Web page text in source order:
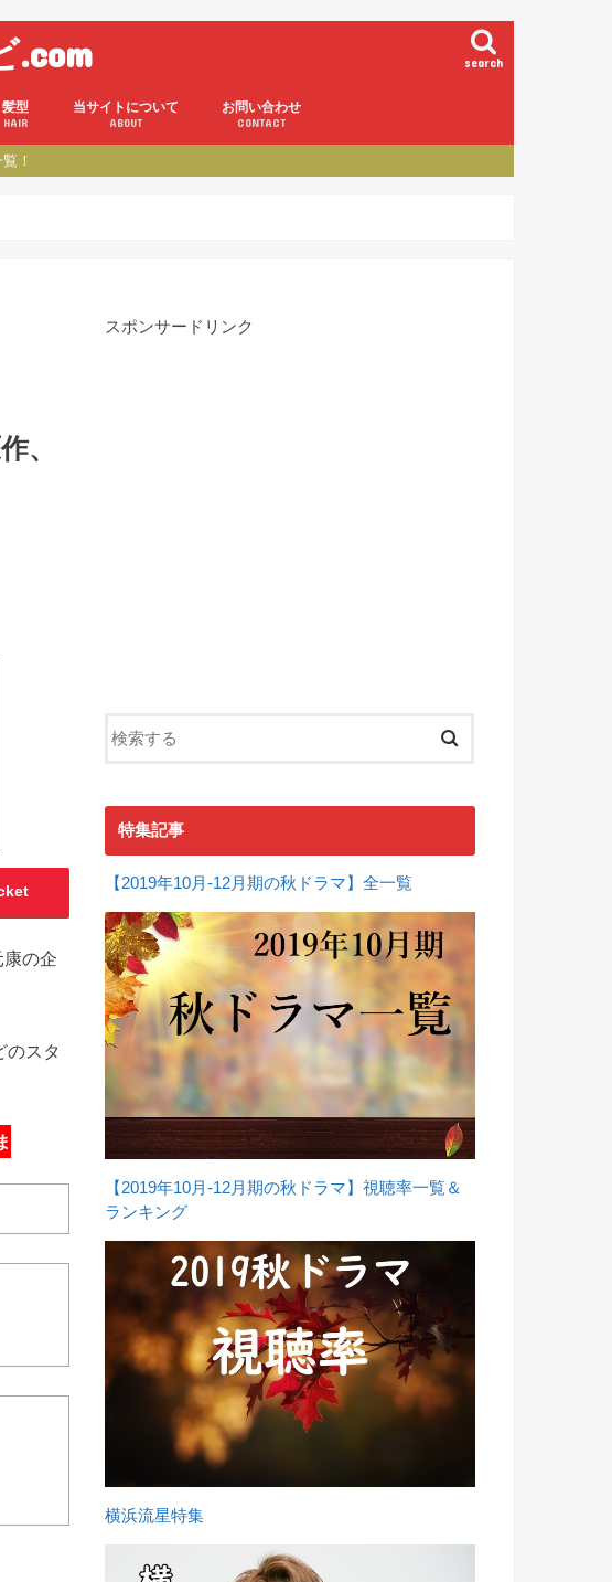
.com search
髪型
HAIR
当サイトについて
ABOUT
お問い合わせ
CONTACT
！
、
の企
のスタ
スポンサードリンク
特集記事
【2019年10月-12月期の秋ドラマ】全一覧
【2019年10月-12月期の秋ドラマ】視聴率一覧＆
ランキング
横浜流星特集